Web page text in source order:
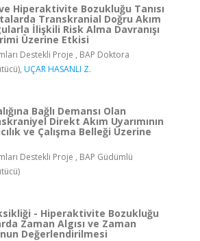
Hiperaktivite Bozukluğu Tanısı
Transkranial Doğru Akım
İlişkili Risk Alma Davranışı
Üzerine Etkisi
Destekli Proje , BAP Doktora
UÇAR HASANLI Z.
Bağlı Demansı Olan
Direkt Akım Uyarımının
ve Çalışma Belleği Üzerine
Destekli Proje , BAP Güdümlü
- Hiperaktivite Bozukluğu
Zaman Algısı ve Zaman
Değerlendirilmesi